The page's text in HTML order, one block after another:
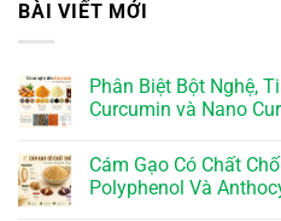
BÀI VIẾT MỚI
Phân Biệt Bột Nghệ,
Curcumin và Nano
Cám Gạo Có Chất
Polyphenol Và